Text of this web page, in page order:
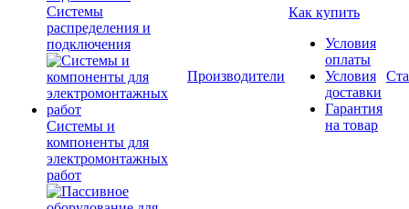
Системы
распределения и
подключения
Системы и
компоненты для
электромонтажных
работ
Производители
Как купить
Условия
оплаты
Условия
доставки
Гарантия
на товар